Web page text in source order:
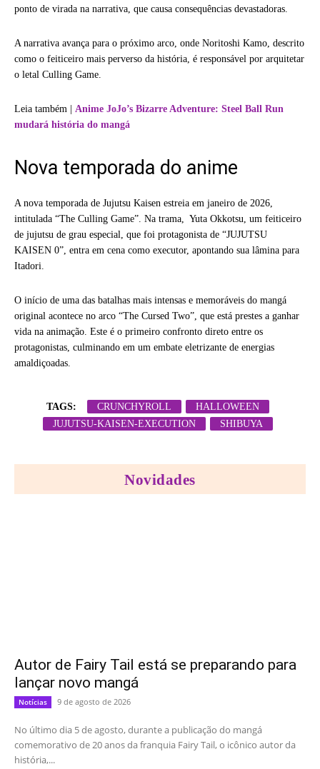
ponto de virada na narrativa, que causa consequências devastadoras.
A narrativa avança para o próximo arco, onde Noritoshi Kamo, descrito
como o feiticeiro mais perverso da história, é responsável por arquitetar
o letal Culling Game.
Leia também | Anime JoJo’s Bizarre Adventure: Steel Ball Run
mudará história do mangá
Nova temporada do anime
A nova temporada de Jujutsu Kaisen estreia em janeiro de 2026,
intitulada “The Culling Game”. Na trama, Yuta Okkotsu, um feiticeiro
de jujutsu de grau especial, que foi protagonista de “JUJUTSU
KAISEN 0”, entra em cena como executor, apontando sua lâmina para
Itadori.
O início de uma das batalhas mais intensas e memoráveis do mangá
original acontece no arco “The Cursed Two”, que está prestes a ganhar
vida na animação. Este é o primeiro confronto direto entre os
protagonistas, culminando em um embate eletrizante de energias
amaldiçoadas.
TAGS: CRUNCHYROLL
HALLOWEEN
JUJUTSU-KAISEN-EXECUTION
SHIBUYA
Novidades
Autor de Fairy Tail está se preparando para
lançar novo mangá
Notícias 9 de agosto de 2026
No último dia 5 de agosto, durante a publicação do mangá
comemorativo de 20 anos da franquia Fairy Tail, o icônico autor da
história,...